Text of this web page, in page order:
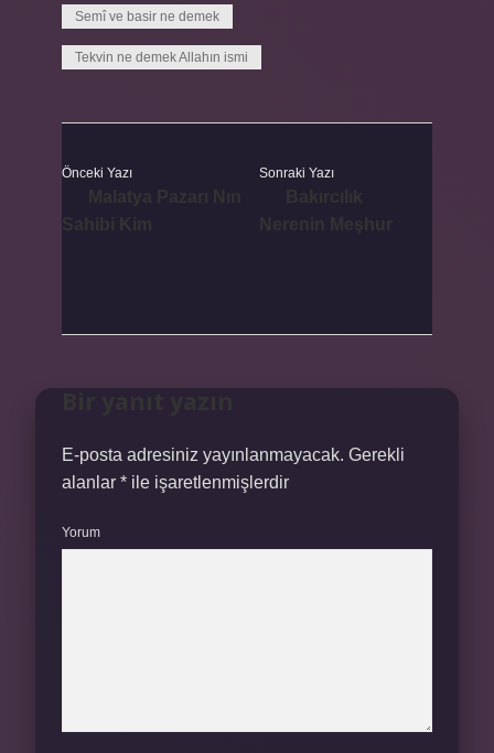
Semî ve basir ne demek
Tekvin ne demek Allahın ismi
Önceki Yazı Sonraki Yazı
E-posta adresiniz yayınlanmayacak. Gerekli
alanlar * ile işaretlenmişlerdir
Yorum